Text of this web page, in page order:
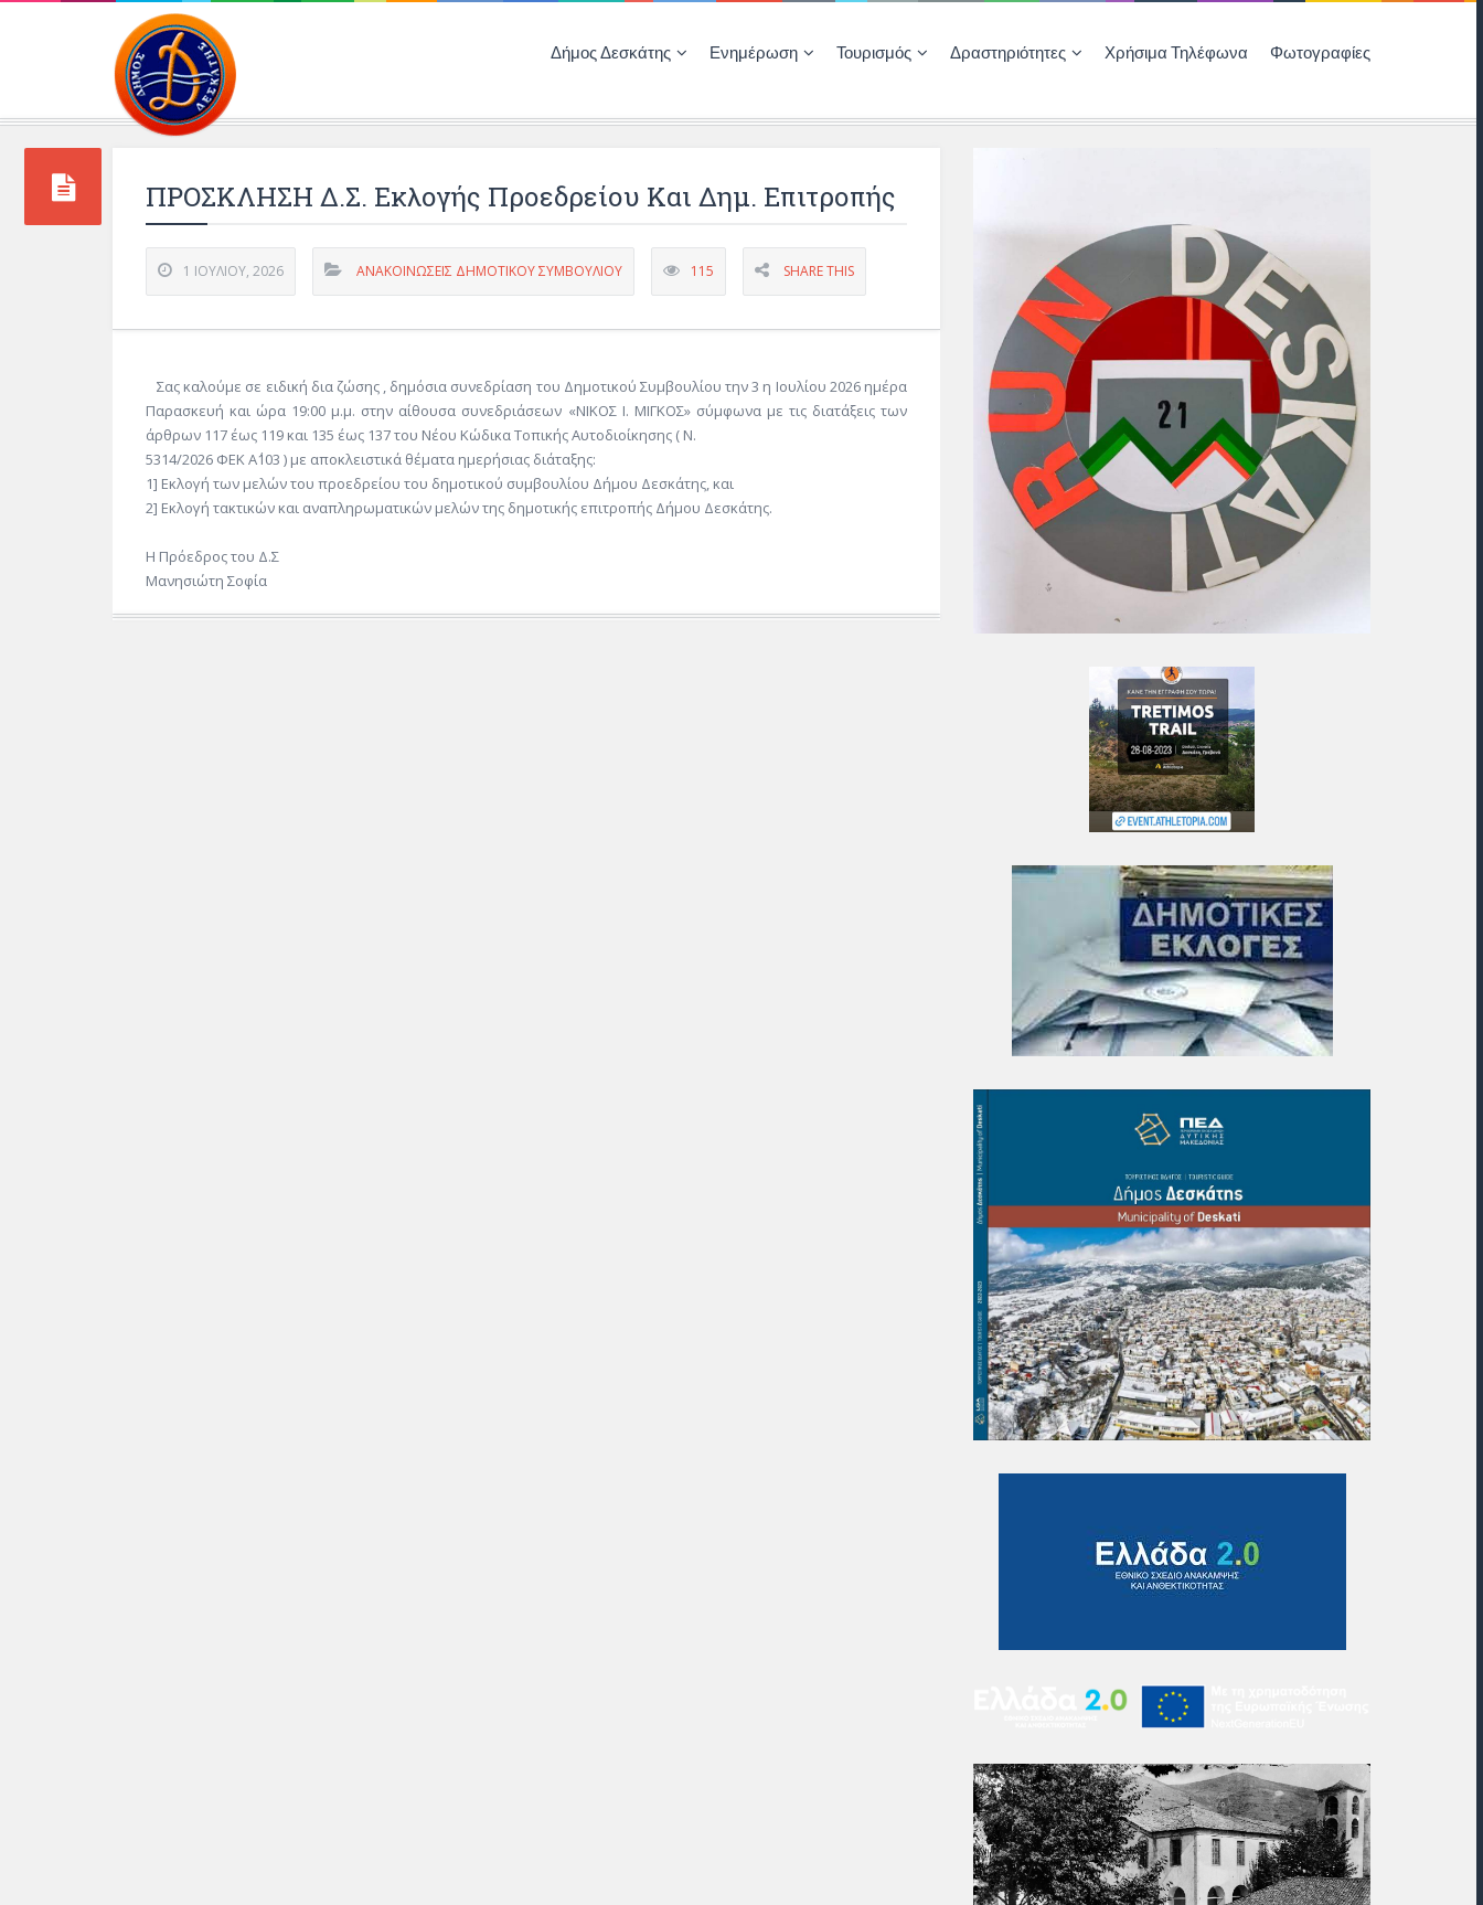
Δήμος Δεσκάτης Ενημέρωση Τουρισμός Δραστηριότητες Χρήσιμα Τηλέφωνα Φωτογραφίες
ΠΡΟΣΚΛΗΣΗ Δ.Σ. Εκλογής Προεδρείου Και Δημ. Επιτροπής
1 ΙΟΥΛΊΟΥ, 2026 ΑΝΑΚΟΙΝΩΣΕΙΣ ΔΗΜΟΤΙΚΟΥ ΣΥΜΒΟΥΛΙΟΥ 115 SHARE THIS
Σας καλούμε σε ειδική δια ζώσης , δημόσια συνεδρίαση του Δημοτικού Συμβουλίου την 3 η Ιουλίου 2026 ημέρα
Παρασκευή και ώρα 19:00 μ.μ. στην αίθουσα συνεδριάσεων «ΝΙΚΟΣ Ι. ΜΙΓΚΟΣ» σύμφωνα με τις διατάξεις των
άρθρων 117 έως 119 και 135 έως 137 του Νέου Κώδικα Τοπικής Αυτοδιοίκησης ( Ν.
5314/2026 ΦΕΚ Α΄103 ) με αποκλειστικά θέματα ημερήσιας διάταξης:
1] Εκλογή των μελών του προεδρείου του δημοτικού συμβουλίου Δήμου Δεσκάτης, και
2] Εκλογή τακτικών και αναπληρωματικών μελών της δημοτικής επιτροπής Δήμου Δεσκάτης.
Η Πρόεδρος του Δ.Σ
Μανησιώτη Σοφία